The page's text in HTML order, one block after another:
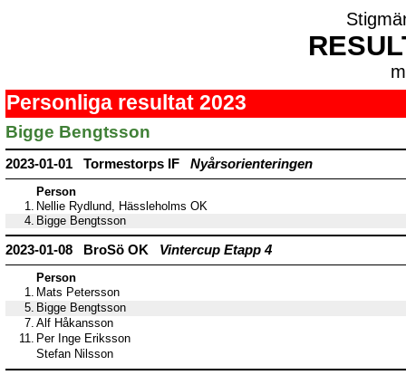
Personliga resultat 2023
Bigge Bengtsson
2023-01-01 Tormestorps IF Nyårsorienteringen
Person
1. Nellie Rydlund, Hässleholms OK
4. Bigge Bengtsson
2023-01-08 BroSö OK Vintercup Etapp 4
Person
1. Mats Petersson
5. Bigge Bengtsson
7. Alf Håkansson
11. Per Inge Eriksson
Stefan Nilsson